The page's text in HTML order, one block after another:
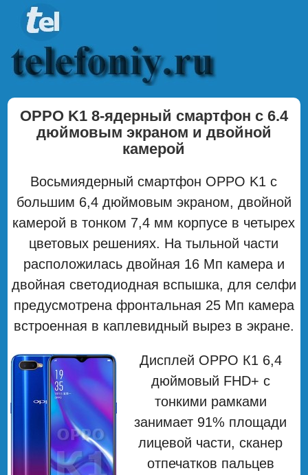
OPPO K1 8-ядерный смартфон с 6.4
дюймовым экраном и двойной
камерой
Восьмиядерный смартфон OPPO K1 с
большим 6,4 дюймовым экраном, двойной
камерой в тонком 7,4 мм корпусе в четырех
цветовых решениях. На тыльной части
расположилась двойная 16 Мп камера и
двойная светодиодная вспышка, для селфи
предусмотрена фронтальная 25 Мп камера
встроенная в каплевидный вырез в экране.
Дисплей ОРРО К1 6,4
дюймовый FHD+ с
тонкими рамками
занимает 91% площади
лицевой части, сканер
отпечатков пальцев